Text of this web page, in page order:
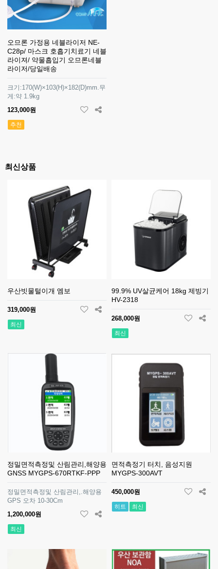
오므론 가정용 네블라이저 NE-
C28p/ 마스크 호흡기치료기 네블
라이져/ 약물흡입기 오므론네블
라이저/당일배송
크기:170(W)×103(H)×182(D)mm.무
게:약 1.9kg
123,000원
추천
최신상품
우산빗물털이개 엠보
319,000원
최신
99.9% UV살균케어 18kg 제빙기
HV-2318
268,000원
최신
정밀면적측정및 산림관리,해양용
GNSS MYGPS-670RTKF-PPP
정밀면적측정및 산림관리,.해양용
GPS 오차 10-30Cm
1,200,000원
최신
면적측정기 터치, 음성지원
MYGPS-300AVT
450,000원
히트 최신